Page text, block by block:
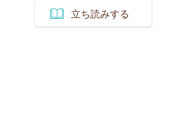
立ち読みする